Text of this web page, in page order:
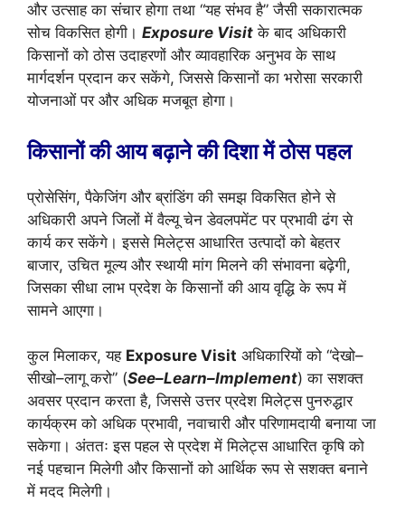
और उत्साह का संचार होगा तथा “यह संभव है” जैसी सकारात्मक
सोच विकसित होगी। Exposure Visit के बाद अधिकारी
किसानों को ठोस उदाहरणों और व्यावहारिक अनुभव के साथ
मार्गदर्शन प्रदान कर सकेंगे, जिससे किसानों का भरोसा सरकारी
योजनाओं पर और अधिक मजबूत होगा।
किसानों की आय बढ़ाने की दिशा में ठोस पहल
प्रोसेसिंग, पैकेजिंग और ब्रांडिंग की समझ विकसित होने से
अधिकारी अपने जिलों में वैल्यू चेन डेवलपमेंट पर प्रभावी ढंग से
कार्य कर सकेंगे। इससे मिलेट्स आधारित उत्पादों को बेहतर
बाजार, उचित मूल्य और स्थायी मांग मिलने की संभावना बढ़ेगी,
जिसका सीधा लाभ प्रदेश के किसानों की आय वृद्धि के रूप में
सामने आएगा।
कुल मिलाकर, यह Exposure Visit अधिकारियों को “देखो–
सीखो–लागू करो” (See–Learn–Implement) का सशक्त
अवसर प्रदान करता है, जिससे उत्तर प्रदेश मिलेट्स पुनरुद्धार
कार्यक्रम को अधिक प्रभावी, नवाचारी और परिणामदायी बनाया जा
सकेगा। अंततः इस पहल से प्रदेश में मिलेट्स आधारित कृषि को
नई पहचान मिलेगी और किसानों को आर्थिक रूप से सशक्त बनाने
में मदद मिलेगी।